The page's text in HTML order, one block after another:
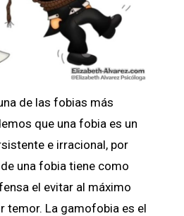
de las fobias más
que una fobia es un
e irracional, por
una fobia tiene como
el evitar al máximo
temor. La gamofobia es el